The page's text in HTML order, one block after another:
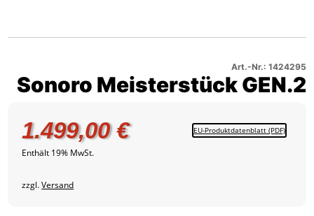
Produktbild
4
Art.-Nr.: 1424295
Sonoro Meisterstück GEN.2
1.499,00€
Enthält 19% MwSt.
zzgl.Versand
EU-Produktdatenblatt (PDF)